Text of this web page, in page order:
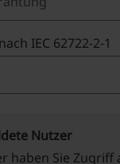
IEC 62722-2-1
Nutzer
haben Sie Zugriff